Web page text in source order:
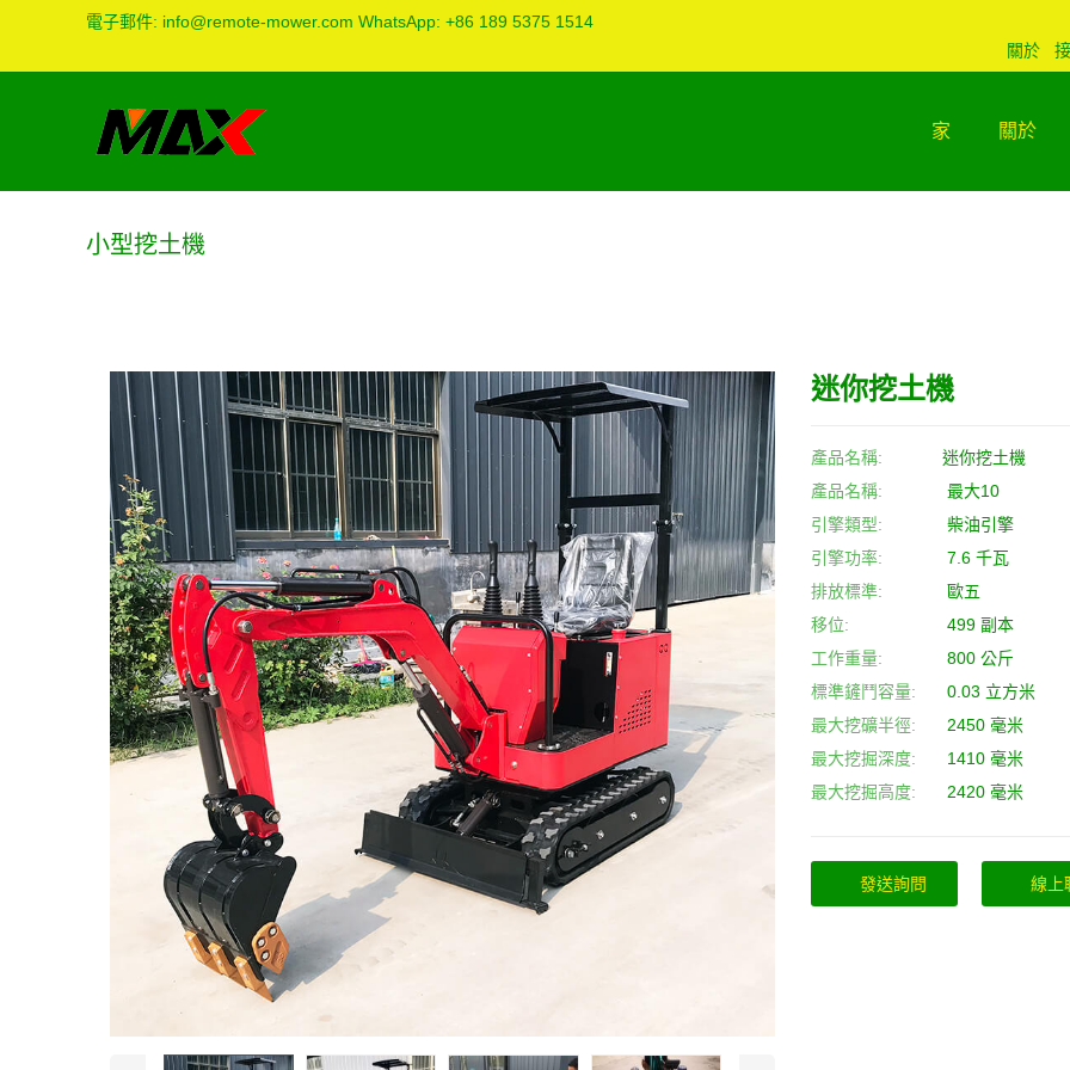
電子郵件: info@remote-mower.com WhatsApp: +86 189 5375 1514
關於
家 關於
小型挖土機
迷你挖土機
產品名稱:
迷你挖土機
產品名稱:
最大10
引擎類型:
柴油引擎
引擎功率:
7.6 千瓦
排放標準:
歐五
移位:
499 副本
工作重量:
800 公斤
標準鏟鬥容量:
0.03 立方米
最大挖礦半徑:
2450 毫米
最大挖掘深度:
1410 毫米
最大挖掘高度:
2420 毫米
發送詢問 線上